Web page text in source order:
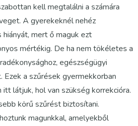
kell megtalálni a számára
A gyerekeknél nehéz
mert ő maguk ezt
mértékig. De ha nem tökéletes a
egészségügyi
a szűrések gyermekkorban
itt látjuk, hol van szükség korrekcióra.
körű szűrést biztosítani.
magunkkal, amelyekből